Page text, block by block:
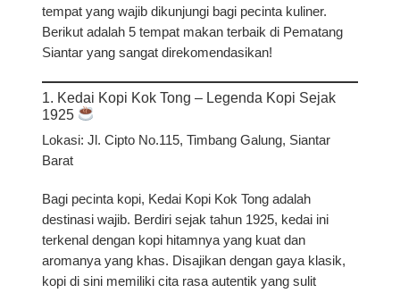
tempat yang wajib dikunjungi bagi pecinta kuliner.
Berikut adalah5 tempat makan terbaik di Pematang
Siantar yang sangat direkomendasikan!
1. Kedai Kopi Kok Tong – Legenda Kopi Sejak
1925
Lokasi: Jl. Cipto No.115, Timbang Galung, Siantar
Barat
Bagi pecinta kopi, Kedai Kopi Kok Tong adalah
destinasi wajib. Berdiri sejak tahun 1925, kedai ini
terkenal dengan kopi hitamnya yang kuat dan
aromanya yang khas. Disajikan dengan gaya klasik,
kopi di sini memiliki cita rasa autentik yang sulit